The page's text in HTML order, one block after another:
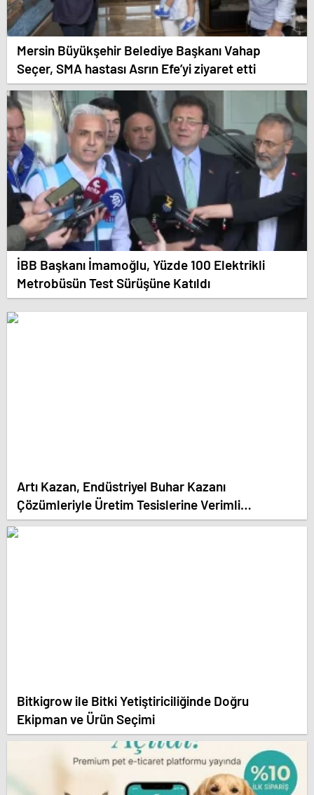
Mersin Büyükşehir Belediye Başkanı Vahap
Seçer, SMA hastası Asrın Efe’yi ziyaret etti
İBB Başkanı İmamoğlu, Yüzde 100 Elektrikli
Metrobüsün Test Sürüşüne Katıldı
Artı Kazan, Endüstriyel Buhar Kazanı
Çözümleriyle Üretim Tesislerine Verimli
Sistemler Sunuyor
Bitkigrow ile Bitki Yetiştiriciliğinde Doğru
Ekipman ve Ürün Seçimi